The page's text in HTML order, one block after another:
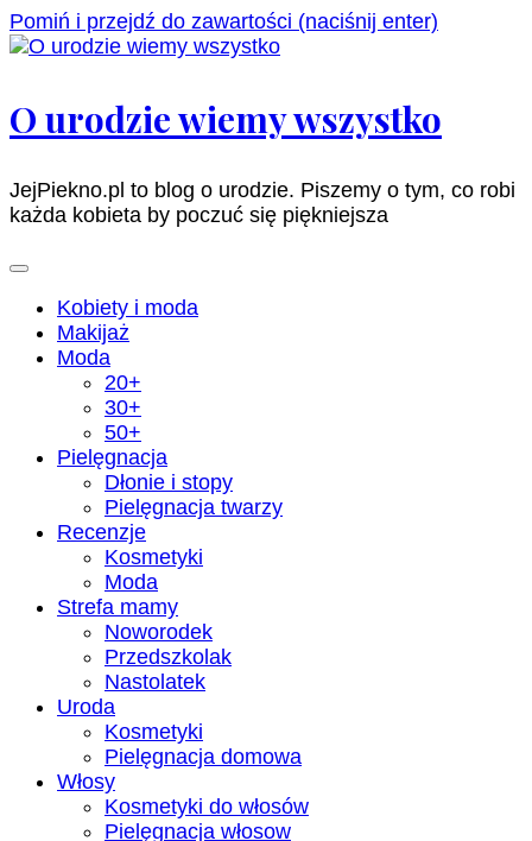
Pomiń i przejdź do zawartości (naciśnij enter)
O urodzie wiemy wszystko
JejPiekno.pl to blog o urodzie. Piszemy o tym, co robi
każda kobieta by poczuć się piękniejsza
Kobiety i moda
Makijaż
Moda
20+
30+
50+
Pielęgnacja
Dłonie i stopy
Pielęgnacja twarzy
Recenzje
Kosmetyki
Moda
Strefa mamy
Noworodek
Przedszkolak
Nastolatek
Uroda
Kosmetyki
Pielęgnacja domowa
Włosy
Kosmetyki do włosów
Pielęgnacja włosow